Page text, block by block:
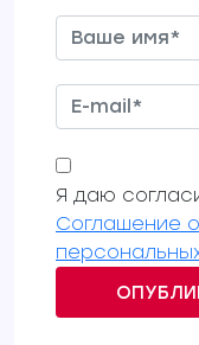
Я даю
Соглашение